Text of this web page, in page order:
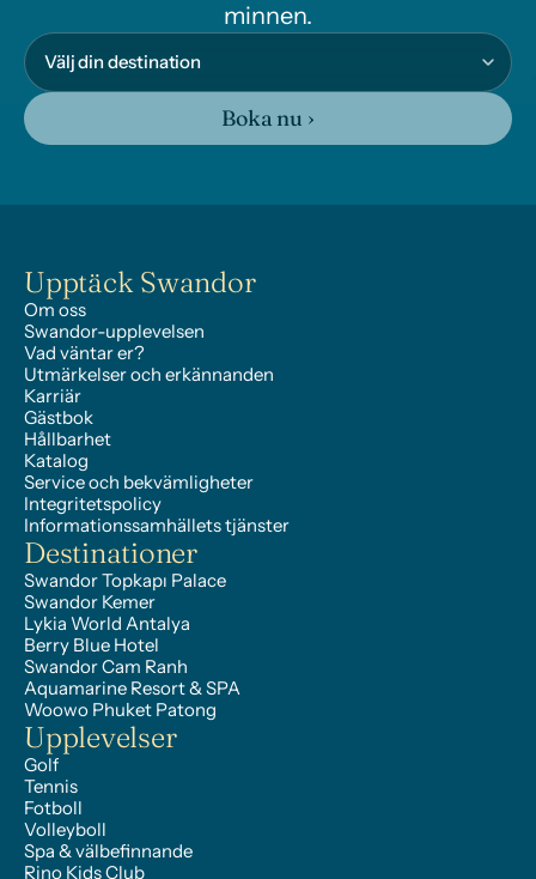
minnen.
Boka nu ›
Upptäck Swandor
Om oss
Swandor-upplevelsen
Vad väntar er?
Utmärkelser och erkännanden
Karriär
Gästbok
Hållbarhet
Katalog
Service och bekvämligheter
Integritetspolicy
Informationssamhällets tjänster
Destinationer
Swandor Topkapı Palace
Swandor Kemer
Lykia World Antalya
Berry Blue Hotel
Swandor Cam Ranh
Aquamarine Resort & SPA
Woowo Phuket Patong
Upplevelser
Golf
Tennis
Fotboll
Volleyboll
Spa & välbefinnande
Rino Kids Club